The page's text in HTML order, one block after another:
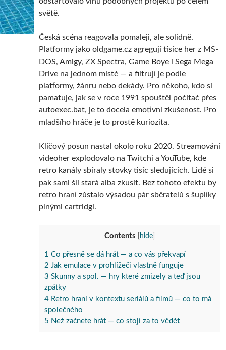
světě.
Česká scéna reagovala pomaleji, ale solidně.
Platformy jako oldgame.cz agregují tisíce her z MS-
DOS, Amigy, ZX Spectra, Game Boye i Sega Mega
Drive na jednom místě — a filtrují je podle
platformy, žánru nebo dekády. Pro někoho, kdo si
pamatuje, jak se v roce 1991 spouštěl počítač přes
autoexec.bat, je to docela emotivní zkušenost. Pro
mladšího hráče je to prostě kuriozita.
Klíčový posun nastal okolo roku 2020. Streamování
videoher explodovalo na Twitchi a YouTube, kde
retro kanály sbíraly stovky tisíc sledujících. Lidé si
pak sami šli stará alba zkusit. Bez tohoto efektu by
retro hraní zůstalo výsadou pár sběratelů s šuplíky
plnými cartridgí.
Contents hide
1 Co přesně se dá hrát — a co vás překvapí
2 Jak emulace v prohlížeči vlastně funguje
3 Skunny a spol. — hry které zmizely a teď jsou
zpátky
4 Retro hraní v kontextu seriálů a filmů — co to má
společného
5 Než začnete hrát — co stojí za to vědět